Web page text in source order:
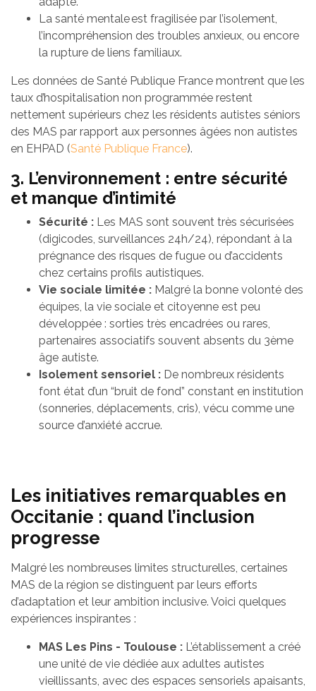
La santé mentale est fragilisée par l’isolement,
l’incompréhension des troubles anxieux, ou encore
la rupture de liens familiaux.
Les données de Santé Publique France montrent que les
taux d’hospitalisation non programmée restent
nettement supérieurs chez les résidents autistes séniors
des MAS par rapport aux personnes âgées non autistes
en EHPAD (Santé Publique France).
3. L’environnement : entre sécurité
et manque d’intimité
Sécurité : Les MAS sont souvent très sécurisées
(digicodes, surveillances 24h/24), répondant à la
prégnance des risques de fugue ou d’accidents
chez certains profils autistiques.
Vie sociale limitée : Malgré la bonne volonté des
équipes, la vie sociale et citoyenne est peu
développée : sorties très encadrées ou rares,
partenaires associatifs souvent absents du 3ème
âge autiste.
Isolement sensoriel : De nombreux résidents
font état d’un “bruit de fond” constant en institution
(sonneries, déplacements, cris), vécu comme une
source d’anxiété accrue.
Les initiatives remarquables en
Occitanie : quand l’inclusion
progresse
Malgré les nombreuses limites structurelles, certaines
MAS de la région se distinguent par leurs efforts
d’adaptation et leur ambition inclusive. Voici quelques
expériences inspirantes :
MAS Les Pins - Toulouse : L’établissement a créé
une unité de vie dédiée aux adultes autistes
vieillissants, avec des espaces sensoriels apaisants,